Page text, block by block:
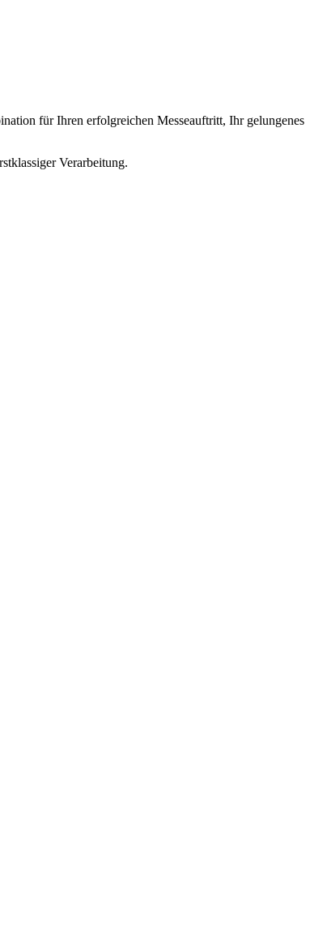
für Ihren erfolgreichen Messeauftritt, Ihr gelungenes
Verarbeitung.